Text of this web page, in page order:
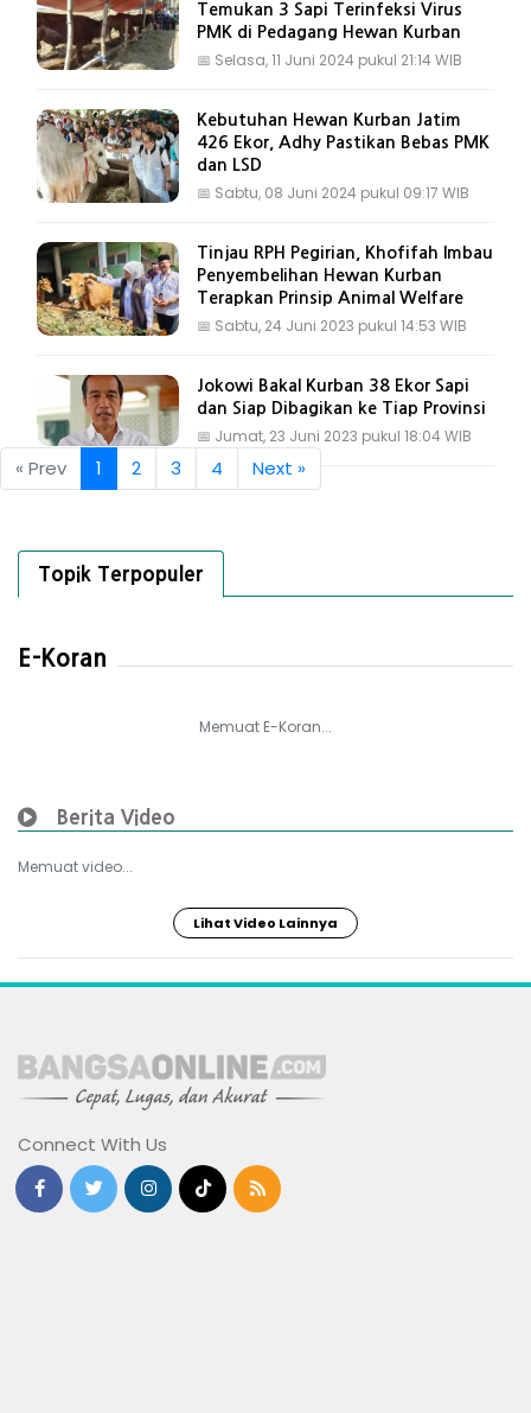
Temukan 3 Sapi Terinfeksi Virus
PMK di Pedagang Hewan Kurban
📅 Selasa, 11 Juni 2024 pukul 21:14 WIB
Kebutuhan Hewan Kurban Jatim
426 Ekor, Adhy Pastikan Bebas PMK
dan LSD
📅 Sabtu, 08 Juni 2024 pukul 09:17 WIB
Tinjau RPH Pegirian, Khofifah Imbau
Penyembelihan Hewan Kurban
Terapkan Prinsip Animal Welfare
📅 Sabtu, 24 Juni 2023 pukul 14:53 WIB
Jokowi Bakal Kurban 38 Ekor Sapi
dan Siap Dibagikan ke Tiap Provinsi
📅 Jumat, 23 Juni 2023 pukul 18:04 WIB
« Prev 1 2 3 4 Next »
Topik Terpopuler
E-Koran
Memuat E-Koran...
Berita Video
Memuat video...
Lihat Video Lainnya
Connect With Us